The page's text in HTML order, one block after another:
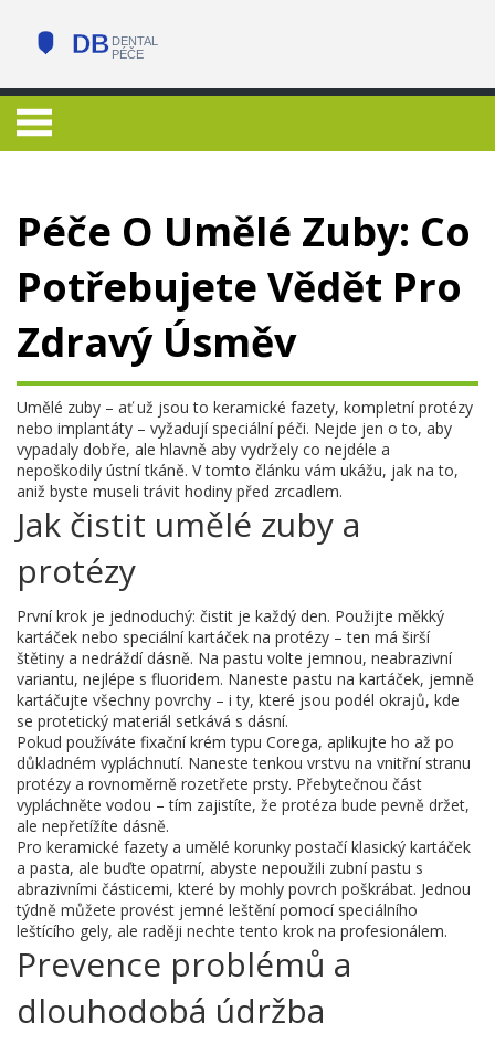
Péče O Umělé Zuby: Co
Potřebujete Vědět Pro
Zdravý Úsměv
Umělé zuby – ať už jsou to keramické fazety, kompletní protézy
nebo implantáty – vyžadují speciální péči. Nejde jen o to, aby
vypadaly dobře, ale hlavně aby vydržely co nejdéle a
nepoškodily ústní tkáně. V tomto článku vám ukážu, jak na to,
aniž byste museli trávit hodiny před zrcadlem.
Jak čistit umělé zuby a
protézy
První krok je jednoduchý: čistit je každý den. Použijte měkký
kartáček nebo speciální kartáček na protézy – ten má širší
štětiny a nedráždí dásně. Na pastu volte jemnou, neabrazivní
variantu, nejlépe s fluoridem. Naneste pastu na kartáček, jemně
kartáčujte všechny povrchy – i ty, které jsou podél okrajů, kde
se protetický materiál setkává s dásní.
Pokud používáte fixační krém typu Corega, aplikujte ho až po
důkladném vypláchnutí. Naneste tenkou vrstvu na vnitřní stranu
protézy a rovnoměrně rozetřete prsty. Přebytečnou část
vypláchněte vodou – tím zajistíte, že protéza bude pevně držet,
ale nepřetížíte dásně.
Pro keramické fazety a umělé korunky postačí klasický kartáček
a pasta, ale buďte opatrní, abyste nepoužili zubní pastu s
abrazivními částicemi, které by mohly povrch poškrábat. Jednou
týdně můžete provést jemné leštění pomocí speciálního
leštícího gely, ale raději nechte tento krok na profesionálem.
Prevence problémů a
dlouhodobá údržba